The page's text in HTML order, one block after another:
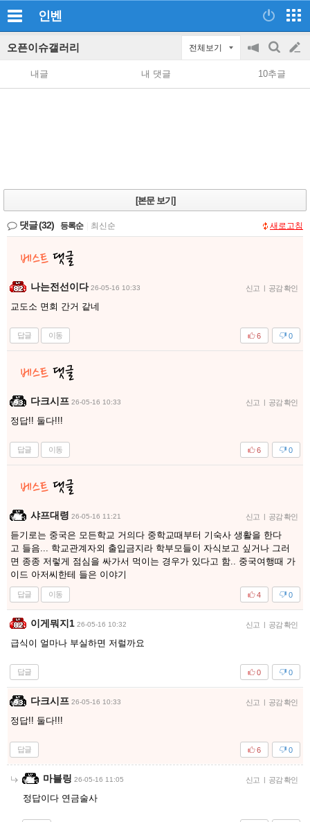
인벤
오픈이슈갤러리 전체보기
공
지
on/off
검
색
글
쓰
내글 내 댓글 10추글
[본문 보기]
댓글(32) 등록순 최신순 새로고침
나는전선이다 26-05-16 10:33 신고 | 공감 확인
교도소 면회 간거 같네
답글 이동 0
6
다크시프 26-05-16 10:33 신고 | 공감 확인
정답!! 둘다!!!
답글 이동 0
6
샤프대령 26-05-16 11:21 신고 | 공감 확인
듣기로는 중국은 모든학교 거의다 중학교때부터 기숙사 생활을 한다
고 들음... 학교관계자외 출입금지라 학부모들이 자식보고 싶거나 그러
면 종종 저렇게 점심을 싸가서 먹이는 경우가 있다고 함.. 중국여행때 가
이드 아저씨한테 들은 이야기
답글 이동 0
4
이게뭐지1 26-05-16 10:32 신고 | 공감 확인
급식이 얼마나 부실하면 저럴까요
답글 0
0
다크시프 26-05-16 10:33 신고 | 공감 확인
정답!! 둘다!!!
답글 0
6
마블링 26-05-16 11:05 신고 | 공감 확인
정답이다 연금술사